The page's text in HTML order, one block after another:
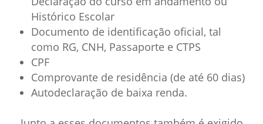
Histórico Escolar
Documento de identificação oficial, tal
como RG, CNH, Passaporte e CTPS
CPF
Comprovante de residência (de até 60 dias)
Autodeclaração de baixa renda.